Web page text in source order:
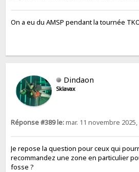
On a eu du AMSP pendant la tournée
Dindaon
Sklavax
Réponse #389 le:mar. 11 novembre 2025,
Je repose la question pour ceux qui
recommandez une zone en particulier
fosse ?